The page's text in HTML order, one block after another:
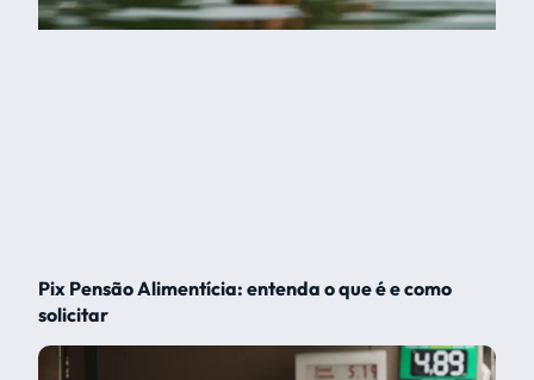
Pix Pensão Alimentícia: entenda o que é e como
solicitar